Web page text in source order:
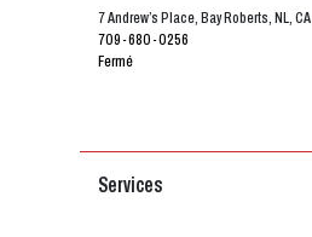
7 Andrew’s Place, Bay Roberts, NL, CA
709-680-0256
Fermé
Services